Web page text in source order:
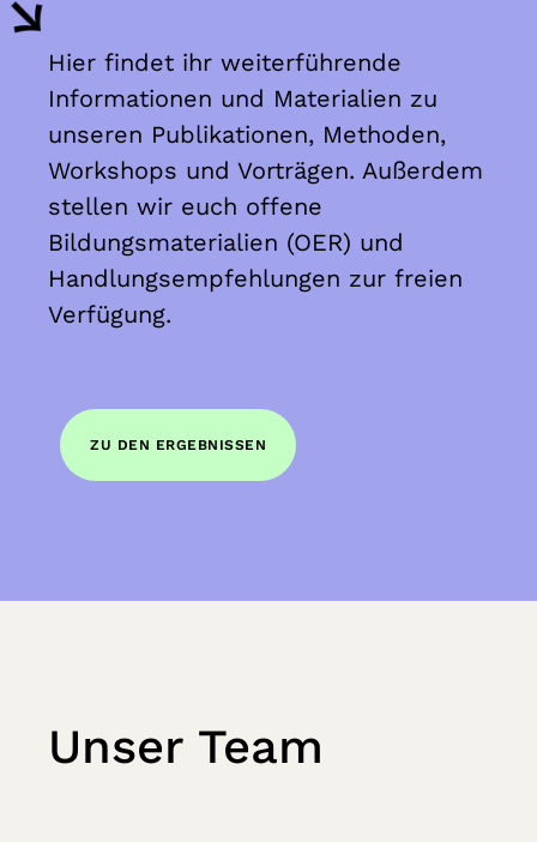
Hier findet ihr weiterführende
Informationen und Materialien zu
unseren Publikationen, Methoden,
Workshops und Vorträgen. Außerdem
stellen wir euch offene
Bildungsmaterialien (OER) und
Handlungsempfehlungen zur freien
Verfügung.
ZU DEN ERGEBNISSEN
Unser Team